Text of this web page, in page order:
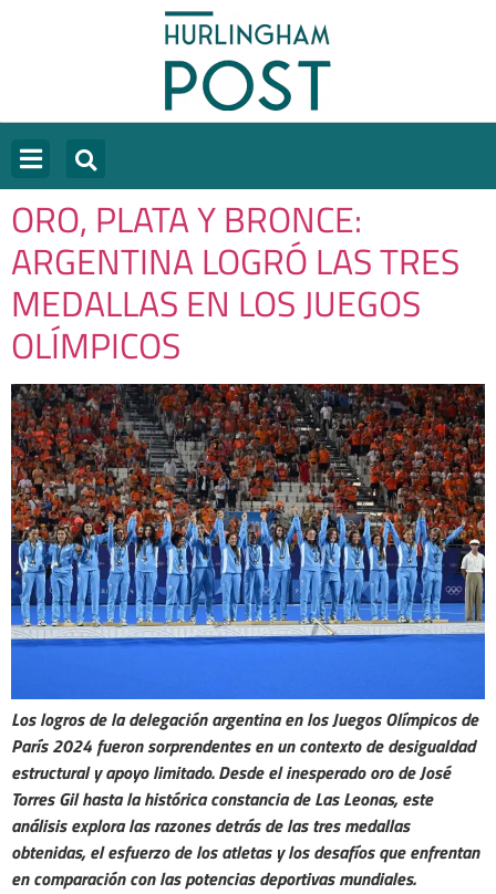
ORO, PLATA Y BRONCE:
ARGENTINA LOGRÓ LAS TRES
MEDALLAS EN LOS JUEGOS
OLÍMPICOS
Los logros de la delegación argentina en los Juegos Olímpicos de
París 2024 fueron sorprendentes en un contexto de desigualdad
estructural y apoyo limitado. Desde el inesperado oro de José
Torres Gil hasta la histórica constancia de Las Leonas, este
análisis explora las razones detrás de las tres medallas
obtenidas, el esfuerzo de los atletas y los desafíos que enfrentan
en comparación con las potencias deportivas mundiales.